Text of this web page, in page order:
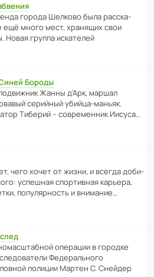
города Шелково была расска­
ещё много мест, хранящих свои
Новая группа иска­телей
Бороды
Жанны д’Арк, маршал
серийный убийца-маньяк.
Тиберий – совре­менник Иисуса…
чего хочет от жизни, и всегда доби­
успе­шная спор­ти­вная карьера,
попу­ля­р­ность и внимание…
операции в городке
Феде­раль­ного
полиции Мартен С. Снейдер